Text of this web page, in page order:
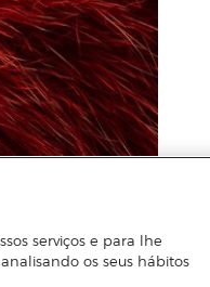
serviços e para lhe
os seus hábitos